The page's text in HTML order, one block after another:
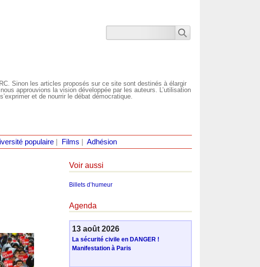
Sinon les articles proposés sur ce site sont destinés à élargir
approuvions la vision développée par les auteurs. L’utilisation
et de nourrir le débat démocratique.
populaire| Films Adhésion
Voir aussi
Billets d’humeur
Agenda
13 août 2026
La sécurité civile en DANGER !
Manifestation à Paris